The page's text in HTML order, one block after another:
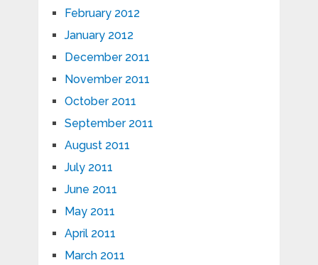
February 2012
January 2012
December 2011
November 2011
October 2011
September 2011
August 2011
July 2011
June 2011
May 2011
April 2011
March 2011